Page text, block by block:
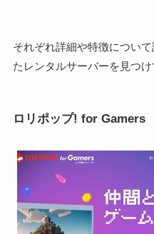
それぞれ詳細や特徴につい
たレンタルサーバーを見つけ
ロリポップ! for Gamers